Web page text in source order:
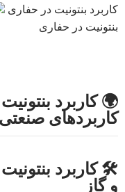
کاربرد بنتونیت در حفاری
بنتونیت در حفاری
🌍 کاربرد
کاربردهای صنعتی
🛠️ کاربرد
و گاز